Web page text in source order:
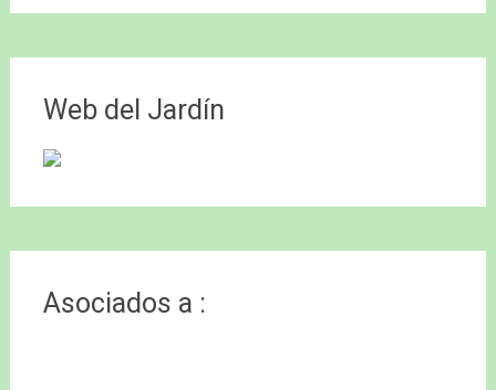
Web del Jardín
Asociados a :